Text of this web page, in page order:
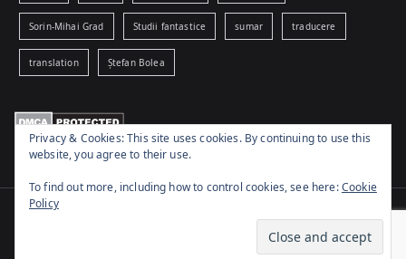
Sorin-Mihai Grad Studii fantastice sumar traducere
translation Ștefan Bolea
. Powered byZakraand
Privacy & Cookies: This site uses cookies. By continuing to use this
website, you agree to their use.
To find out more, including how to control cookies, see here:Cookie
Policy